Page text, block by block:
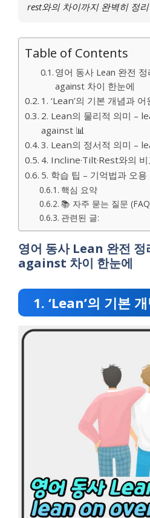
rest와의 차이까지 완벽히 정
Table of Contents
영어 동사 Lean 완전
against 차이 한눈에
1. ‘Lean’의 기본 개념과 어
2. Lean의 물리적 의미 –
against 📊
3. Lean의 정서적 의미 –
4. Incline·Tilt·Rest와의 비
5. 학습 팁 – 기억법과 오용
핵심 요약
📚 자주 묻는 질문
관련된 글:
영어 동사 Lean 완전
against 차이 한눈에
1. ‘Lean’의 기본